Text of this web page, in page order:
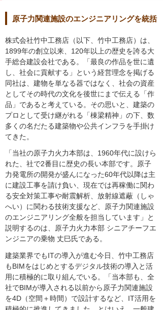
原子力関連施設のエンジニアリングを統括
株式会社竹中工務店（以下、竹中工務店）は、
1899年の創立以来、120年以上の歴史を誇る大
手総合建設会社である。「最良の作品を世に遺
し、社会に貢献する」という経営理念を掲げる
同社は、建物を単なる器ではなく、社会の資産
としてその時代の文化を後世にまで伝える「作
品」であると考えている。その思いと、建築の
プロとして受け継がれる「棟梁精神」の下、数
多くの名だたる建築物や公共インフラを手掛け
てきた。
「当社の原子力火力本部は、1960年代に設けら
れた、社で2番目に歴史の長い本部です。原子
力発電所の開発が盛んになった60年代以降は主
に建設工事を請け負い、現在では再稼働に関わ
る安全対策工事や耐震解析、放射線遮蔽（しゃ
へい）に関わる技術支援など、原子力関連施設
のエンジニアリング全般を担当しています」と
説明するのは、原子力火力本部 シニアチーフエ
ンジニアの乗物 丈巳氏である。
建築業界でもITの導入が進む今日、竹中工務店
もBIMをはじめとするデジタル技術の導入と活
用に積極的に取り組んでいる。「当本部も、全
社でBIMが導入される以前から原子力関連施設
を4D（空間＋時間）で設計するなど、IT活用を